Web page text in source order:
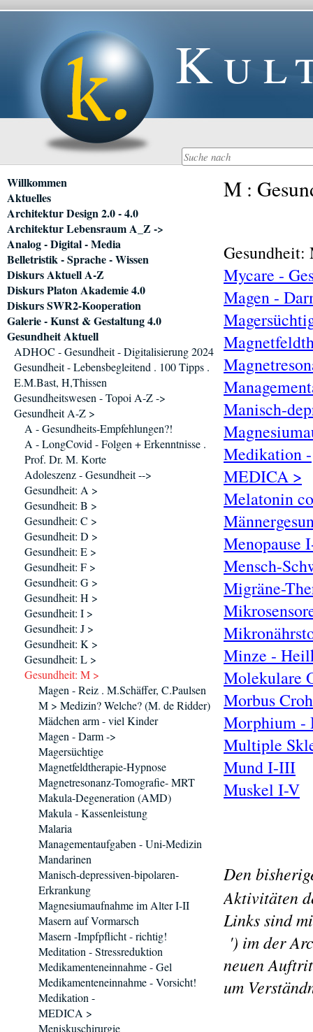
M :
Mycare -
Magen -
Manisch-
Medikation -
MEDICA >
Melatonin
Menopause
Mensch-
Migräne-
Minze -
Molekulare
Morbus
Morphium -
Multiple
Mund I-III
Muskel I-V
Den
Aktivitäten
Links sind
') im der
neuen
um
Navigation
überspringen
Willkommen
Aktuelles
Architektur Design 2.0 - 4.0
Architektur Lebensraum A_Z ->
Analog - Digital - Media
Belletristik - Sprache - Wissen
Diskurs Aktuell A-Z
Diskurs Platon Akademie 4.0
Diskurs SWR2-Kooperation
Galerie - Kunst & Gestaltung 4.0
Gesundheit Aktuell
ADHOC - Gesundheit - Digitalisierung 2024
Gesundheit - Lebensbegleitend . 100 Tipps .
E.M.Bast, H,Thissen
Gesundheitswesen - Topoi A-Z ->
Gesundheit A-Z >
A - Gesundheits-Empfehlungen?!
A - LongCovid - Folgen + Erkenntnisse .
Prof. Dr. M. Korte
Adoleszenz - Gesundheit -->
Gesundheit: A >
Gesundheit: B >
Gesundheit: C >
Gesundheit: D >
Gesundheit: E >
Gesundheit: F >
Gesundheit: G >
Gesundheit: H >
Gesundheit: I >
Gesundheit: J >
Gesundheit: K >
Gesundheit: L >
Gesundheit: M >
Magen - Reiz . M.Schäffer, C.Paulsen
M > Medizin? Welche? (M. de Ridder)
Mädchen arm - viel Kinder
Magen - Darm ->
Magersüchtige
Magnetfeldtherapie-Hypnose
Magnetresonanz-Tomografie- MRT
Makula-Degeneration (AMD)
Makula - Kassenleistung
Malaria
Managementaufgaben - Uni-Medizin
Mandarinen
Manisch-depressiven-bipolaren-
Erkrankung
Magnesiumaufnahme im Alter I-II
Masern auf Vormarsch
Masern -Impfpflicht - richtig!
Meditation - Stressreduktion
Medikamenteneinnahme - Gel
Medikamenteneinnahme - Vorsicht!
Medikation -
MEDICA >
Meniskuschirurgie